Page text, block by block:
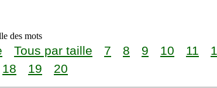
des mots
Tous par taille 7 8 9 10 11
18 19 20